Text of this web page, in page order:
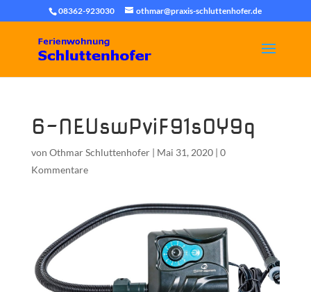
08362-923030 othmar@praxis-schluttenhofer.de
6-NEUswPviF91sOY9q
von Othmar Schluttenhofer| Mai 31, 2020| 0
Kommentare